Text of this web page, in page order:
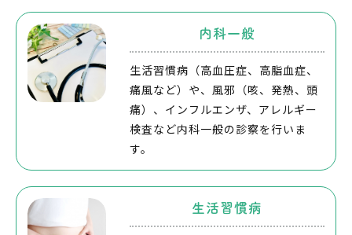
内科一般
生活習慣病（高血圧症、高脂血症、
痛風など）や、風邪（咳、発熱、頭
痛）、インフルエンザ、アレルギー
検査など内科一般の診察を行いま
す。
生活習慣病